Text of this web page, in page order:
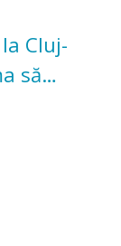
Cluj-
să
an